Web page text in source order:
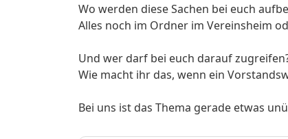
Wo werden diese Sachen bei euch
Alles noch im Ordner im Vereinsheim
Und wer darf bei euch darauf
Wie macht ihr das, wenn ein
Bei uns ist das Thema gerade etwas